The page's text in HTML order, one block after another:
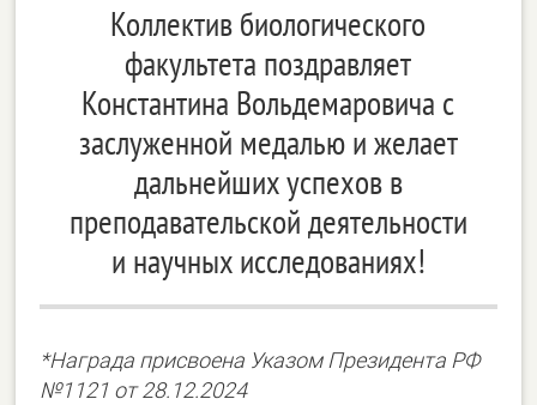
Коллектив биологического
факультета поздравляет
Константина Вольдемаровича с
заслуженной медалью и желает
дальнейших успехов в
преподавательской деятельности
и научных исследованиях!
*Награда присвоена Указом Президента РФ
№1121 от 28.12.2024